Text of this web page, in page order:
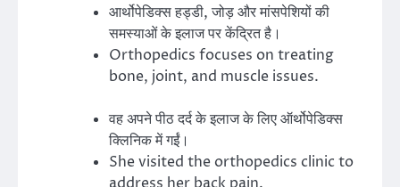
आर्थोपेडिक्स हड्डी, जोड़ और मांसपेशियों की
समस्याओं के इलाज पर केंद्रित है।
Orthopedics focuses on treating
bone, joint, and muscle issues.
वह अपने पीठ दर्द के इलाज के लिए ऑर्थोपेडिक्स
क्लिनिक में गईं।
She visited the orthopedics clinic to